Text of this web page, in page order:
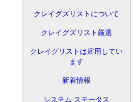
クレイグズリストについて
クレイグズリスト厳選
クレイグリストは雇用してい
ます
新着情報
システム ステータス